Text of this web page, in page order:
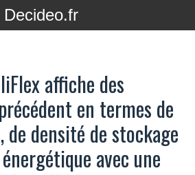
Decideo.fr
affiche des
en termes de
de densité de stockage
avec une